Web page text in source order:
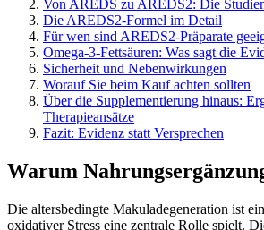
Von AREDS zu AREDS2: Die
Die AREDS2-Formel im Detail
Für wen sind AREDS2-Präparate
Omega-3-Fettsäuren: Was sagt die
Sicherheit und Nebenwirkungen
Worauf Sie beim Kauf achten sollten
Über die Supplementierung hinaus:
Therapieansätze
Fazit: Evidenz statt Versprechen
Warum
Die altersbedingte Makuladegeneration ist
oxidativer Stress eine zentrale Rolle spielt.